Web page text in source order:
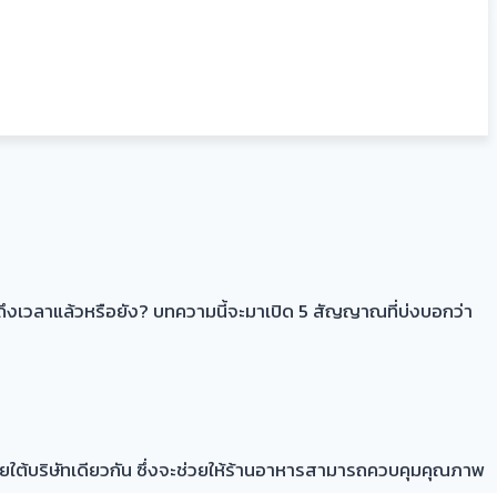
ถึงเวลาแล้วหรือยัง? บทความนี้จะมาเปิด 5 สัญญาณที่บ่งบอกว่า
ต้บริษัทเดียวกัน ซึ่งจะช่วยให้ร้านอาหารสามารถควบคุมคุณภาพ